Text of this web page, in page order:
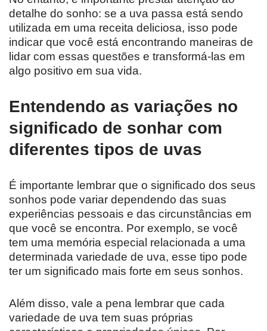
detalhe do sonho: se a uva passa está sendo
utilizada em uma receita deliciosa, isso pode
indicar que você está encontrando maneiras de
lidar com essas questões e transformá-las em
algo positivo em sua vida.
Entendendo as variações no
significado de sonhar com
diferentes tipos de uvas
É importante lembrar que o significado dos seus
sonhos pode variar dependendo das suas
experiências pessoais e das circunstâncias em
que você se encontra. Por exemplo, se você
tem uma memória especial relacionada a uma
determinada variedade de uva, esse tipo pode
ter um significado mais forte em seus sonhos.
Além disso, vale a pena lembrar que cada
variedade de uva tem suas próprias